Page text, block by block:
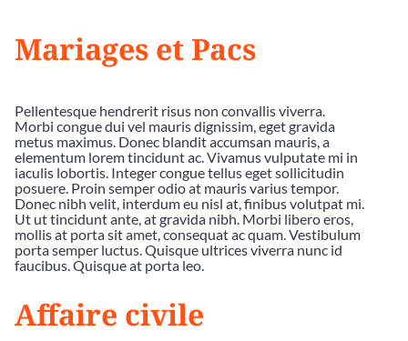
Mariages et Pacs
Pellentesque hendrerit risus non convallis viverra.
Morbi congue dui vel mauris dignissim, eget gravida
metus maximus. Donec blandit accumsan mauris, a
elementum lorem tincidunt ac. Vivamus vulputate mi in
iaculis lobortis. Integer congue tellus eget sollicitudin
posuere. Proin semper odio at mauris varius tempor.
Donec nibh velit, interdum eu nisl at, finibus volutpat mi.
Ut ut tincidunt ante, at gravida nibh. Morbi libero eros,
mollis at porta sit amet, consequat ac quam. Vestibulum
porta semper luctus. Quisque ultrices viverra nunc id
faucibus. Quisque at porta leo.
Affaire civile